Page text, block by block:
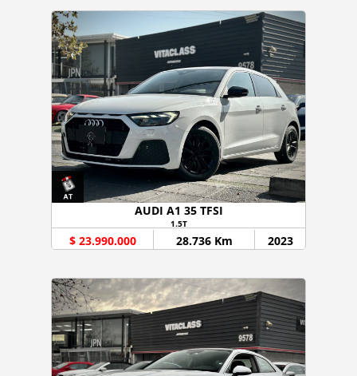
AUDI A1 35 TFSI
1.5T
$ 23.990.000 28.736 Km 2023